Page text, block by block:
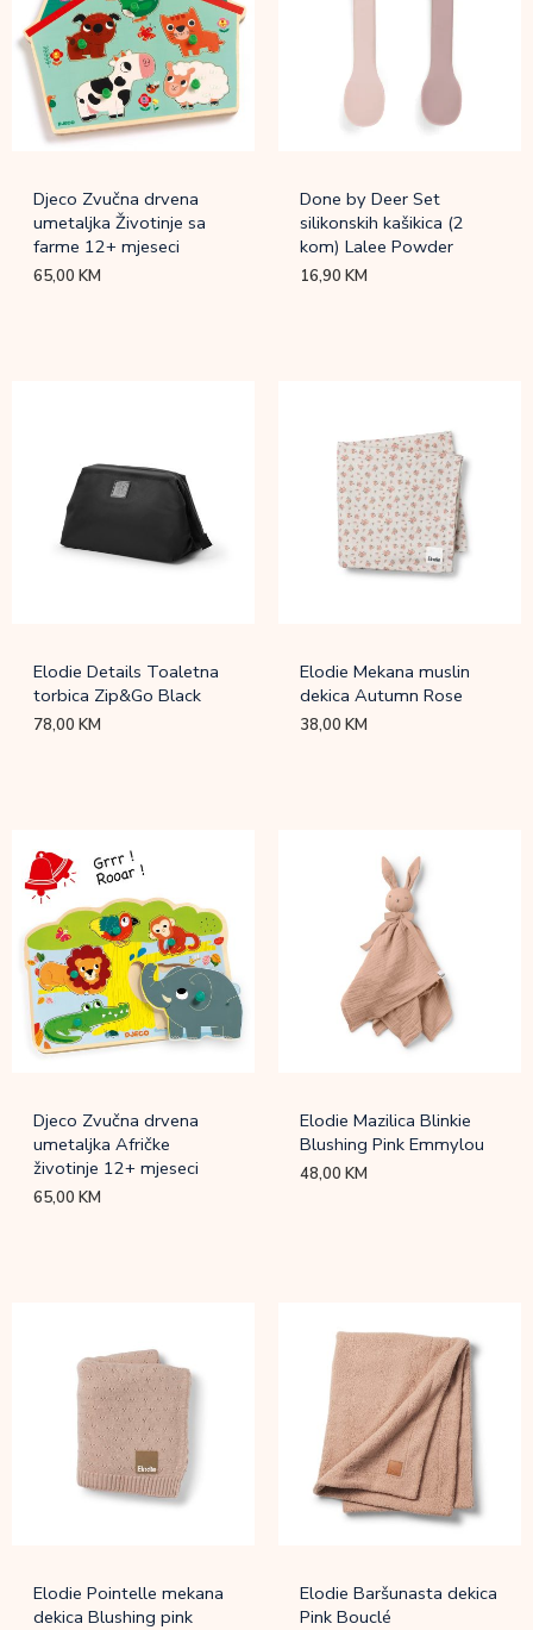
Djeco Zvučna drvena
umetaljka Životinje sa
farme 12+ mjeseci
65,00KM
Done by Deer Set
silikonskih kašikica (2
kom) Lalee Powder
16,90KM
Elodie Details Toaletna
torbica Zip&Go Black
78,00KM
Elodie Mekana muslin
dekica Autumn Rose
38,00KM
Djeco Zvučna drvena
umetaljka Afričke
životinje 12+ mjeseci
65,00KM
Elodie Mazilica Blinkie
Blushing Pink Emmylou
48,00KM
Elodie Pointelle mekana
dekica Blushing pink
Elodie Baršunasta dekica
Pink Bouclé